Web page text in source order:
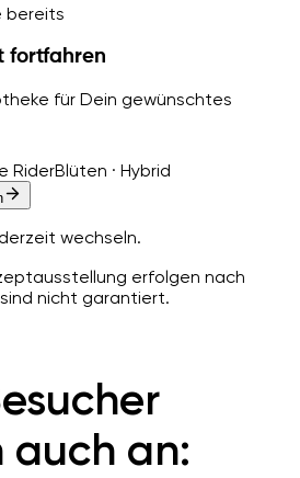
bereits
fortfahren
für Dein gewünschtes
RiderBlüten · Hybrid
wechseln.
erfolgen nach
nicht garantiert.
auch an: